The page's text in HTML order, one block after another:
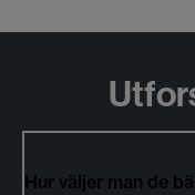
Hur väljer man de